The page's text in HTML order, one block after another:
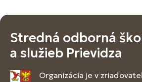
Stredná odborná
a služieb Prievidza
Organizácia je v